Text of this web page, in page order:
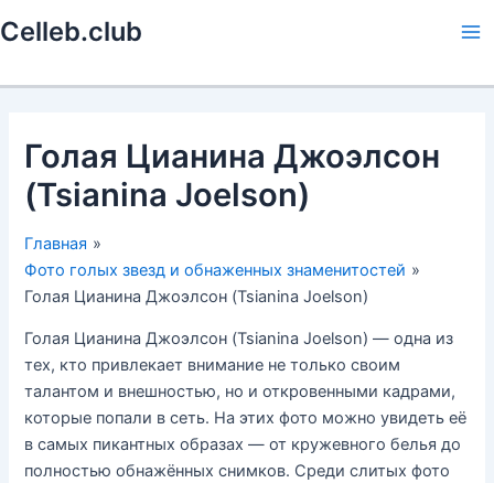
кCelleb.club
Голая Цианина Джоэлсон
(Tsianina Joelson)
Главная
Фото голых звезд и обнаженных знаменитостей
Голая Цианина Джоэлсон (Tsianina Joelson)
Голая Цианина Джоэлсон (Tsianina Joelson) — одна из
тех, кто привлекает внимание не только своим
талантом и внешностью, но и откровенными кадрами,
которые попали в сеть. На этих фото можно увидеть её
в самых пикантных образах — от кружевного белья до
полностью обнажённых снимков. Среди слитых фото